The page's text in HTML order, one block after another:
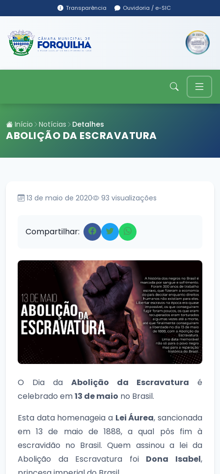
Transparência Ouvidoria / e-SIC
Início Notícias Detalhes
ABOLIÇÃO DA ESCRAVATURA
13 de maio de 2020 93 visualizações
Compartilhar:
O Dia da Abolição da Escravatura é
celebrado em13 de maio no Brasil.
Esta data homenageia a Lei Áurea, sancionada
em 13 de maio de 1888, a qual pôs fim à
escravidão no Brasil. Quem assinou a lei da
Abolição da Escravatura foi Dona Isabel,